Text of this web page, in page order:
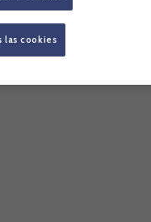
las cookies